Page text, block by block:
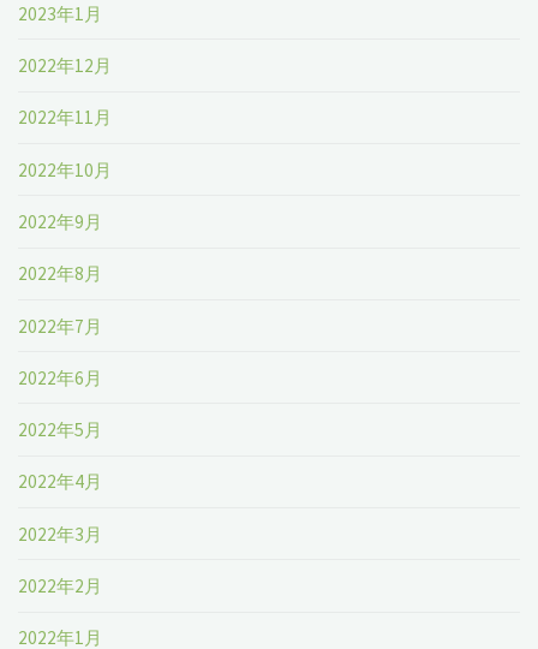
2023年1月
2022年12月
2022年11月
2022年10月
2022年9月
2022年8月
2022年7月
2022年6月
2022年5月
2022年4月
2022年3月
2022年2月
2022年1月